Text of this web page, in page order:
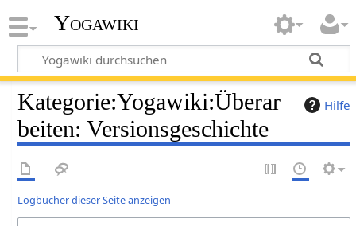
Yogawiki
Hilfe
Kategorie:Yogawiki:Überar
beiten: Versionsgeschichte
Logbücher dieser Seite anzeigen